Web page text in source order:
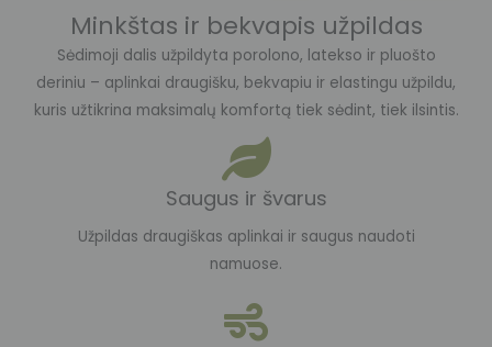
Minkštas ir bekvapis užpildas
Sėdimoji dalis užpildyta porolono, latekso ir pluošto
deriniu – aplinkai draugišku, bekvapiu ir elastingu užpildu,
kuris užtikrina maksimalų komfortą tiek sėdint, tiek ilsintis.
Saugus ir švarus
Užpildas draugiškas aplinkai ir saugus naudoti
namuose.